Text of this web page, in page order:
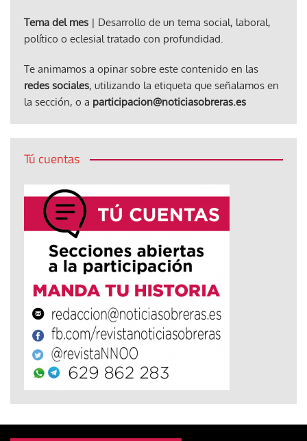
Tema del mes | Desarrollo de un tema social, laboral,
político o eclesial tratado con profundidad.
Te animamos a opinar sobre este contenido en las
redes sociales, utilizando la etiqueta que señalamos en
la sección, o a participacion@noticiasobreras.es
Tú cuentas